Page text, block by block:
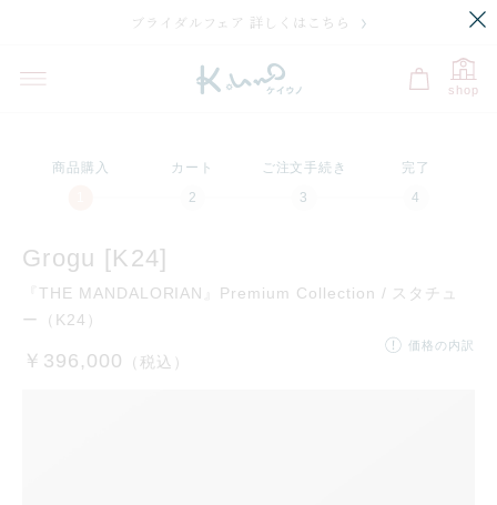
ブライダルフェア 詳しくはこちら
shop
商品購入 カート ご注文手続き 完了
Grogu [K24]
『THE MANDALORIAN』Premium Collection / スタチュ
ー（K24）
￥396,000 （税込）
価格の内訳